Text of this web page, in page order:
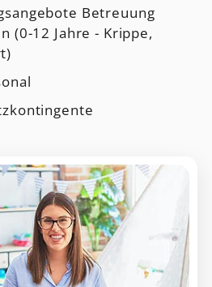
Betreuung
(0-12 Jahre - Krippe,